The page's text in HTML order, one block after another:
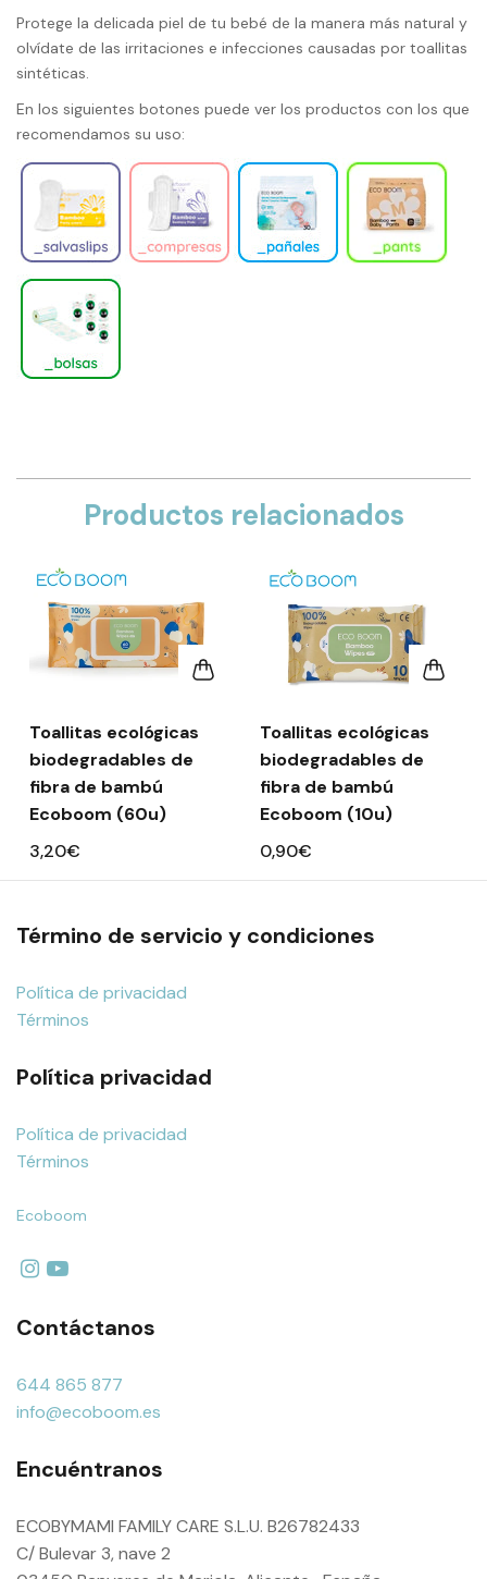
Protege la delicada piel de tu bebé de la manera más natural y
olvídate de las irritaciones e infecciones causadas por toallitas
sintéticas.
En los siguientes botones puede ver los productos con los que
recomendamos su uso:
Productos relacionados
Toallitas ecológicas
biodegradables de
fibra de bambú
Ecoboom (60u)
3,20€
Toallitas ecológicas
biodegradables de
fibra de bambú
Ecoboom (10u)
0,90€
Término de servicio y condiciones
Política de privacidad
Términos
Política privacidad
Política de privacidad
Términos
Ecoboom
Contáctanos
644 865 877
info@ecoboom.es
Encuéntranos
ECOBYMAMI FAMILY CARE S.L.U. B26782433
C/ Bulevar 3, nave 2